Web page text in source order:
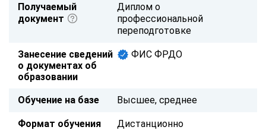
Получаемый
документ
Диплом о
профессиональной
переподготовке
Занесение сведений
о документах об
образовании
ФИС ФРДО
Обучение на базе Высшее, среднее
Формат обучения Дистанционно